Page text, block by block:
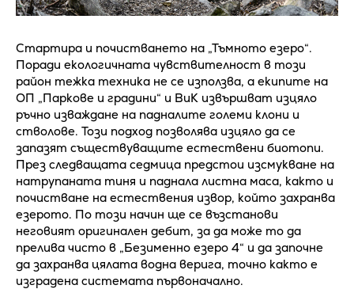
Стартира и почистването на „Тъмното езеро“.
Поради екологичната чувствителност в този
район тежка техника не се използва, а екипите на
ОП „Паркове и градини“ и ВиК извършват изцяло
ръчно изваждане на падналите големи клони и
стволове. Този подход позволява изцяло да се
запазят съществуващите естествени биотопи.
През следващата седмица предстои изсмукване на
натрупаната тиня и паднала листна маса, както и
почистване на естествения извор, който захранва
езерото. По този начин ще се възстанови
неговият оригинален дебит, за да може то да
прелива чисто в „Безименно езеро 4“ и да започне
да захранва цялата водна верига, точно както е
изградена системата първоначално.